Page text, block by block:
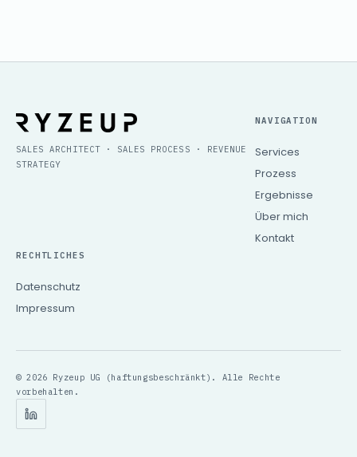
SALES ARCHITECT · SALES PROCESS · REVENUE
STRATEGY
NAVIGATION
Services
Prozess
Ergebnisse
Über mich
Kontakt
RECHTLICHES
Datenschutz
Impressum
© 2026 Ryzeup UG (haftungsbeschränkt). Alle Rechte
vorbehalten.